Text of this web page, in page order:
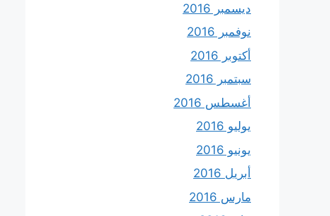
ديسمبر 2016
نوفمبر 2016
أكتوبر 2016
سبتمبر 2016
أغسطس 2016
يوليو 2016
يونيو 2016
أبريل 2016
مارس 2016